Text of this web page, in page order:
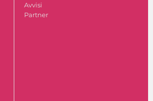
Avvisi
Partner